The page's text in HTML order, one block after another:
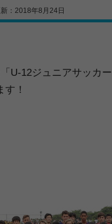
：2018年8月24日
U-12ジュニアサッカ
！